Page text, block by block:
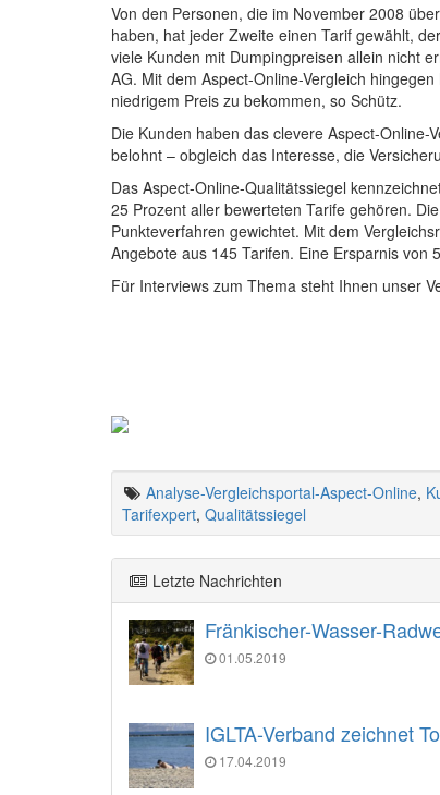
Von den Personen, die im November 2008
haben, hat jeder Zweite einen Tarif gewählt,
viele Kunden mit Dumpingpreisen allein nicht
AG. Mit dem Aspect-Online-Vergleich
niedrigem Preis zu bekommen, so Schütz.
Die Kunden haben das clevere Aspect-
belohnt – obgleich das Interesse, die
Das Aspect-Online-Qualitätssiegel
25 Prozent aller bewerteten Tarife gehören.
Punkteverfahren gewichtet. Mit dem
Angebote aus 145 Tarifen. Eine Ersparnis von
Für Interviews zum Thema steht Ihnen unser
Analyse-Vergleichsportal-Aspect-Online,
Tarifexpert, Qualitätssiegel
Letzte Nachrichten
Fränkischer-Wasser-
01.05.2019
IGLTA-Verband zeichnet
17.04.2019